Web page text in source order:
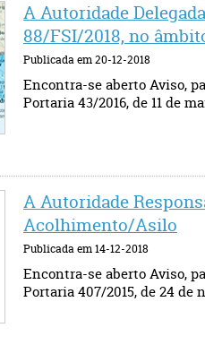
A Autoridade
88/FSI/2018, no
Publicada em 20-12-2018
Encontra-se aberto Aviso,
Portaria 43/2016, de 11 de
A Autoridade
Acolhimento/Asilo
Publicada em 14-12-2018
Encontra-se aberto Aviso,
Portaria 407/2015, de 24 de